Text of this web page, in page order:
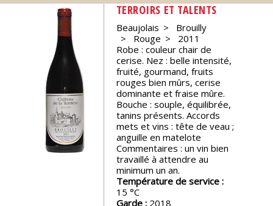
Reportages
Nos
événements
Spiritueux
Notes
de
dégustation
TERROIRS ET TALENTS
Beaujolais
Brouilly
Rouge
2011
Robe : couleur chair de
cerise. Nez : belle intensité,
fruité, gourmand, fruits
rouges bien mûrs, cerise
dominante et fraise mûre.
Bouche : souple, équilibrée,
tanins présents. Accords
mets et vins : tête de veau ;
anguille en matelote
Commentaires : un vin bien
travaillé à attendre au
minimum un an.
Température de service :
15
Garde : 2018